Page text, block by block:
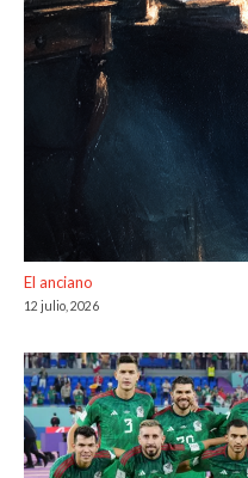
El anciano
12 julio, 2026